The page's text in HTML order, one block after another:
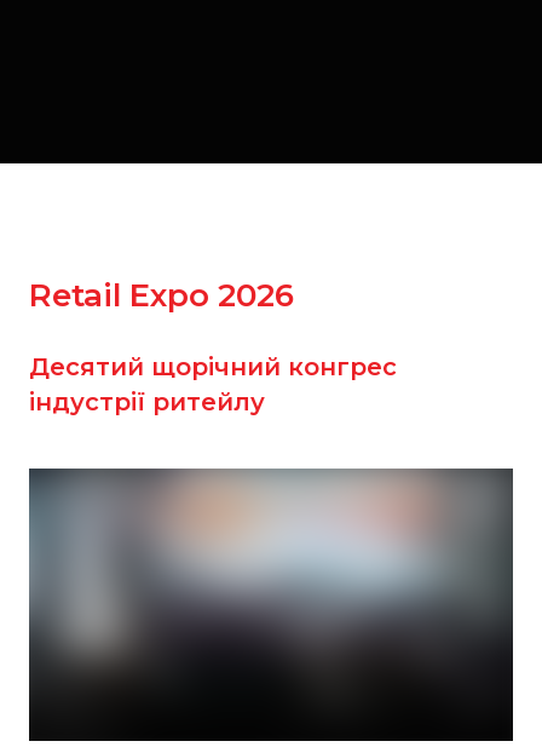
Retail Expo 2026
Десятий щорічний конгрес
індустрії ритейлу